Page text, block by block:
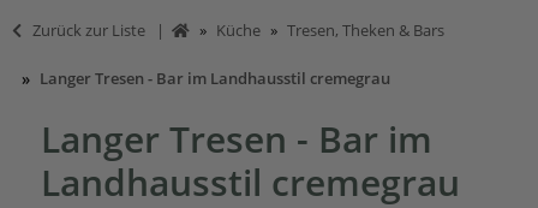
Zurück zur Liste Küche Tresen, Theken & Bars
Langer Tresen - Bar im Landhausstil cremegrau
Langer Tresen - Bar im
Landhausstil cremegrau